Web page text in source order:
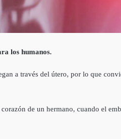
los humanos.
a través del útero, por lo que
de un hermano, cuando el